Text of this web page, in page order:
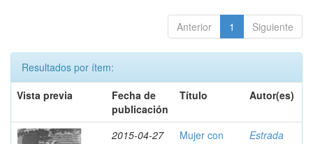
Anterior 1 Siguiente
Resultados por ítem:
Vista previa
Fecha de
publicación
Título Autor(es)
2015-04-27
Mujer con
Estrada